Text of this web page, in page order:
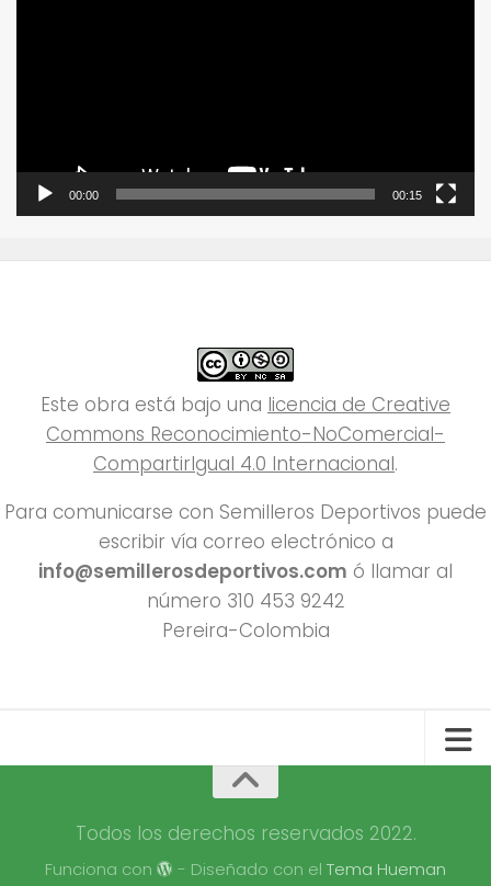
00:00 00:15
Este obra está bajo una licencia de Creative
Commons Reconocimiento-NoComercial-
CompartirIgual 4.0 Internacional.
Para comunicarse con Semilleros Deportivos puede
escribir vía correo electrónico a
info@semillerosdeportivos.com ó llamar al
número 310 453 9242
Pereira-Colombia
Todos los derechos reservados 2022.
Funciona con - Diseñado con el Tema Hueman